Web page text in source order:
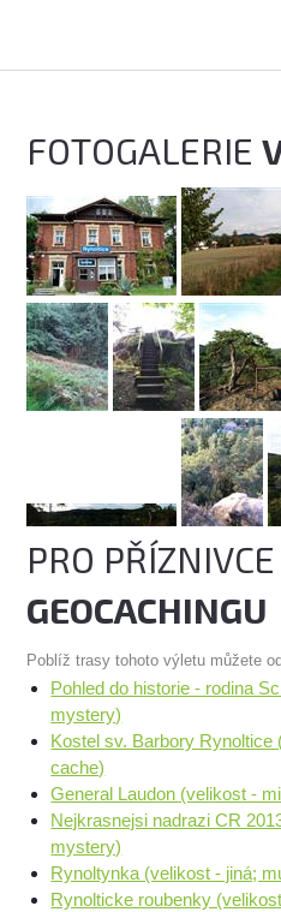
FOTOGALERIE
PRO PŘÍZNIVCE
GEOCACHINGU
Poblíž trasy tohoto výletu můžete
Pohled do historie - rodina
mystery)
Kostel sv. Barbory
cache)
General Laudon (velikost -
Nejkrasnejsi nadrazi CR
mystery)
Rynoltynka (velikost - jiná;
Rynolticke roubenky